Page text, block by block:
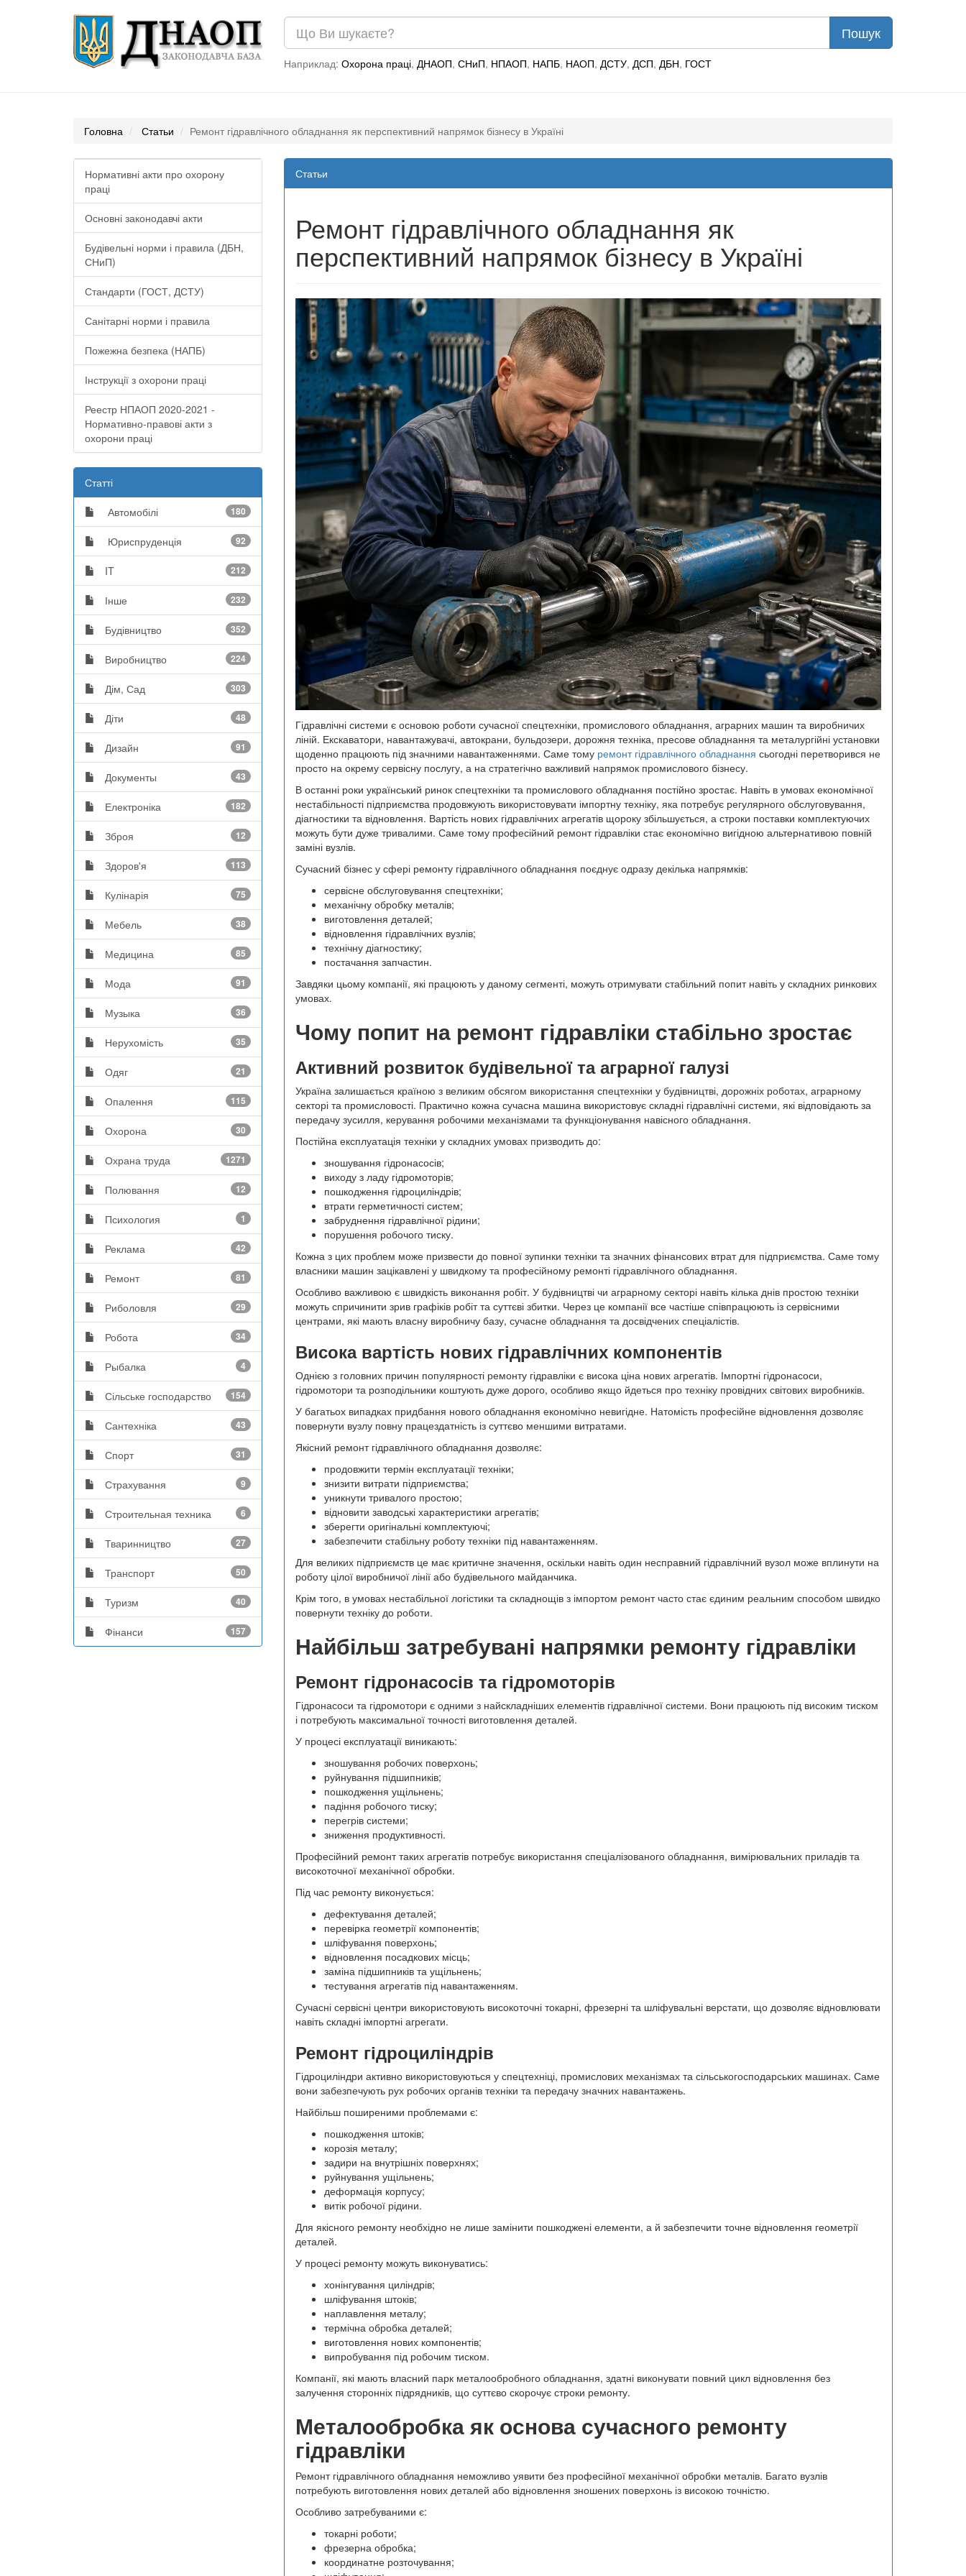
Наприклад: Охорона праці, ДНАОП, СНиП, НПАОП, НАПБ, НАОП, ДСТУ, ДСП, ДБН, ГОСТ
Головна Статьи Ремонт гідравлічного обладнання як перспективний напрямок бізнесу в Україні
Нормативні акти про охорону
праці
Основні законодавчі акти
Будівельні норми і правила (ДБН,
СНиП)
Стандарти (ГОСТ, ДСТУ)
Санітарні норми і правила
Пожежна безпека (НАПБ)
Інструкції з охорони праці
Реестр НПАОП 2020-2021 -
Нормативно-правові акти з
охорони праці
Статті
Автомобілі 180
Юриспруденція 92
IT 212
Інше 232
Будівництво 352
Виробництво 224
Дім, Сад 303
Діти 48
Дизайн 91
Документы 43
Електроніка 182
Зброя 12
Здоров'я 113
Кулінарія 75
Мебель 38
Медицина 85
Мода 91
Музыка 36
Нерухомість 35
Одяг 21
Опалення 115
Охорона 30
Охрана труда 1271
Полювання 12
Психология 1
Реклама 42
Ремонт 81
Риболовля 29
Робота 34
Рыбалка 4
Сільське господарство 154
Сантехніка 43
Спорт 31
Страхування 9
Строительная техника 6
Тваринництво 27
Транспорт 50
Туризм 40
Фінанси 157
Статьи
Ремонт гідравлічного обладнання як
перспективний напрямок бізнесу в Україні
Гідравлічні системи є основою роботи сучасної спецтехніки, промислового обладнання, аграрних машин та виробничих
ліній. Екскаватори, навантажувачі, автокрани, бульдозери, дорожня техніка, пресове обладнання та металургійні установки
щоденно працюють під значними навантаженнями. Саме тому ремонт гідравлічного обладнання сьогодні перетворився не
просто на окрему сервісну послугу, а на стратегічно важливий напрямок промислового бізнесу.
В останні роки український ринок спецтехніки та промислового обладнання постійно зростає. Навіть в умовах економічної
нестабільності підприємства продовжують використовувати імпортну техніку, яка потребує регулярного обслуговування,
діагностики та відновлення. Вартість нових гідравлічних агрегатів щороку збільшується, а строки поставки комплектуючих
можуть бути дуже тривалими. Саме тому професійний ремонт гідравліки стає економічно вигідною альтернативою повній
заміні вузлів.
Сучасний бізнес у сфері ремонту гідравлічного обладнання поєднує одразу декілька напрямків:
сервісне обслуговування спецтехніки;
механічну обробку металів;
виготовлення деталей;
відновлення гідравлічних вузлів;
технічну діагностику;
постачання запчастин.
Завдяки цьому компанії, які працюють у даному сегменті, можуть отримувати стабільний попит навіть у складних ринкових
умовах.
Чому попит на ремонт гідравліки стабільно зростає
Активний розвиток будівельної та аграрної галузі
Україна залишається країною з великим обсягом використання спецтехніки у будівництві, дорожніх роботах, аграрному
секторі та промисловості. Практично кожна сучасна машина використовує складні гідравлічні системи, які відповідають за
передачу зусилля, керування робочими механізмами та функціонування навісного обладнання.
Постійна експлуатація техніки у складних умовах призводить до:
зношування гідронасосів;
виходу з ладу гідромоторів;
пошкодження гідроциліндрів;
втрати герметичності систем;
забруднення гідравлічної рідини;
порушення робочого тиску.
Кожна з цих проблем може призвести до повної зупинки техніки та значних фінансових втрат для підприємства. Саме тому
власники машин зацікавлені у швидкому та професійному ремонті гідравлічного обладнання.
Особливо важливою є швидкість виконання робіт. У будівництві чи аграрному секторі навіть кілька днів простою техніки
можуть спричинити зрив графіків робіт та суттєві збитки. Через це компанії все частіше співпрацюють із сервісними
центрами, які мають власну виробничу базу, сучасне обладнання та досвідчених спеціалістів.
Висока вартість нових гідравлічних компонентів
Однією з головних причин популярності ремонту гідравліки є висока ціна нових агрегатів. Імпортні гідронасоси,
гідромотори та розподільники коштують дуже дорого, особливо якщо йдеться про техніку провідних світових виробників.
У багатьох випадках придбання нового обладнання економічно невигідне. Натомість професійне відновлення дозволяє
повернути вузлу повну працездатність із суттєво меншими витратами.
Якісний ремонт гідравлічного обладнання дозволяє:
продовжити термін експлуатації техніки;
знизити витрати підприємства;
уникнути тривалого простою;
відновити заводські характеристики агрегатів;
зберегти оригінальні комплектуючі;
забезпечити стабільну роботу техніки під навантаженням.
Для великих підприємств це має критичне значення, оскільки навіть один несправний гідравлічний вузол може вплинути на
роботу цілої виробничої лінії або будівельного майданчика.
Крім того, в умовах нестабільної логістики та складнощів з імпортом ремонт часто стає єдиним реальним способом швидко
повернути техніку до роботи.
Найбільш затребувані напрямки ремонту гідравліки
Ремонт гідронасосів та гідромоторів
Гідронасоси та гідромотори є одними з найскладніших елементів гідравлічної системи. Вони працюють під високим тиском
і потребують максимальної точності виготовлення деталей.
У процесі експлуатації виникають:
зношування робочих поверхонь;
руйнування підшипників;
пошкодження ущільнень;
падіння робочого тиску;
перегрів системи;
зниження продуктивності.
Професійний ремонт таких агрегатів потребує використання спеціалізованого обладнання, вимірювальних приладів та
високоточної механічної обробки.
Під час ремонту виконується:
дефектування деталей;
перевірка геометрії компонентів;
шліфування поверхонь;
відновлення посадкових місць;
заміна підшипників та ущільнень;
тестування агрегатів під навантаженням.
Сучасні сервісні центри використовують високоточні токарні, фрезерні та шліфувальні верстати, що дозволяє відновлювати
навіть складні імпортні агрегати.
Ремонт гідроциліндрів
Гідроциліндри активно використовуються у спецтехніці, промислових механізмах та сільськогосподарських машинах. Саме
вони забезпечують рух робочих органів техніки та передачу значних навантажень.
Найбільш поширеними проблемами є:
пошкодження штоків;
корозія металу;
задири на внутрішніх поверхнях;
руйнування ущільнень;
деформація корпусу;
витік робочої рідини.
Для якісного ремонту необхідно не лише замінити пошкоджені елементи, а й забезпечити точне відновлення геометрії
деталей.
У процесі ремонту можуть виконуватись:
хонінгування циліндрів;
шліфування штоків;
наплавлення металу;
термічна обробка деталей;
виготовлення нових компонентів;
випробування під робочим тиском.
Компанії, які мають власний парк металообробного обладнання, здатні виконувати повний цикл відновлення без
залучення сторонніх підрядників, що суттєво скорочує строки ремонту.
Металообробка як основа сучасного ремонту
гідравліки
Ремонт гідравлічного обладнання неможливо уявити без професійної механічної обробки металів. Багато вузлів
потребують виготовлення нових деталей або відновлення зношених поверхонь із високою точністю.
Особливо затребуваними є:
токарні роботи;
фрезерна обробка;
координатне розточування;